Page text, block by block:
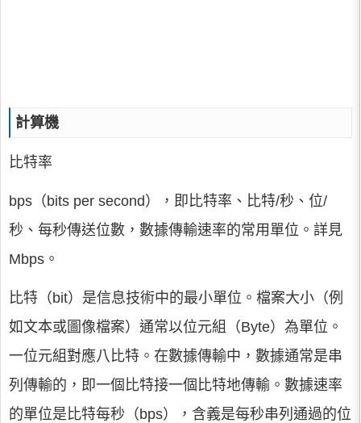
計算機
比特率
bps（bits per second），即比特率、比特/秒、位/
秒、每秒傳送位數，數據傳輸速率的常用單位。詳見
Mbps。
比特（bit）是信息技術中的最小單位。檔案大小（例
如文本或圖像檔案）通常以位元組（Byte）為單位。
一位元組對應八比特。在數據傳輸中，數據通常是串
列傳輸的，即一個比特接一個比特地傳輸。數據速率
的單位是比特每秒（bps），含義是每秒串列通過的位